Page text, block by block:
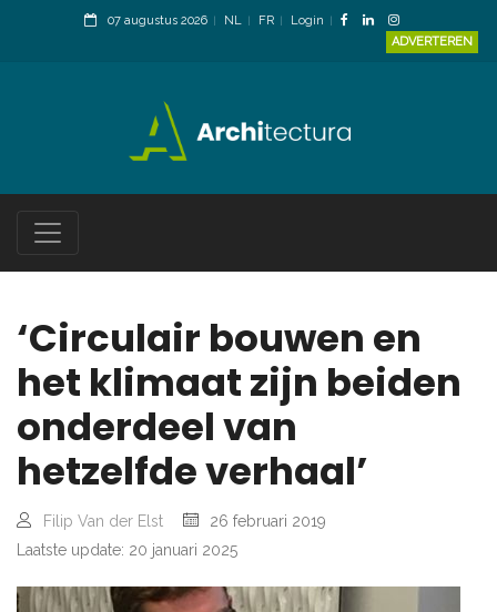
07 augustus 2026 NL FR
Login
ADVERTEREN
‘Circulair bouwen en
het klimaat zijn beiden
onderdeel van
hetzelfde verhaal’
Filip Van der Elst
26 februari 2019
Laatste update: 20 januari 2025